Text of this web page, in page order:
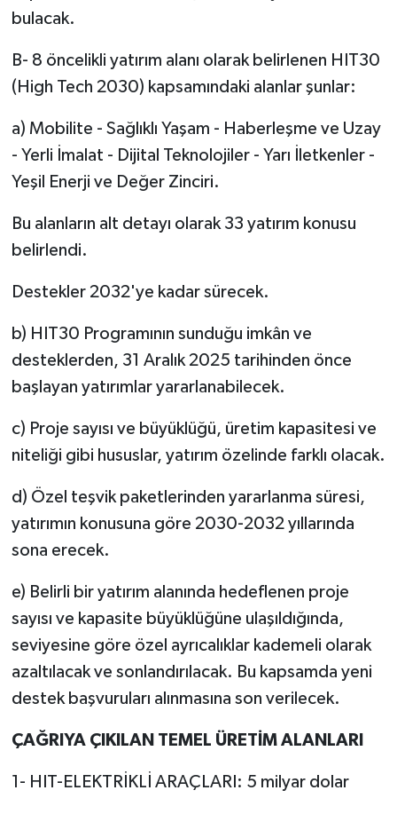
bulacak.
B- 8 öncelikli yatırım alanı olarak belirlenen HIT30
(High Tech 2030) kapsamındaki alanlar şunlar:
a) Mobilite - Sağlıklı Yaşam - Haberleşme ve Uzay
- Yerli İmalat - Dijital Teknolojiler - Yarı İletkenler -
Yeşil Enerji ve Değer Zinciri.
Bu alanların alt detayı olarak 33 yatırım konusu
belirlendi.
Destekler 2032'ye kadar sürecek.
b) HIT30 Programının sunduğu imkân ve
desteklerden, 31 Aralık 2025 tarihinden önce
başlayan yatırımlar yararlanabilecek.
c) Proje sayısı ve büyüklüğü, üretim kapasitesi ve
niteliği gibi hususlar, yatırım özelinde farklı olacak.
d) Özel teşvik paketlerinden yararlanma süresi,
yatırımın konusuna göre 2030-2032 yıllarında
sona erecek.
e) Belirli bir yatırım alanında hedeflenen proje
sayısı ve kapasite büyüklüğüne ulaşıldığında,
seviyesine göre özel ayrıcalıklar kademeli olarak
azaltılacak ve sonlandırılacak. Bu kapsamda yeni
destek başvuruları alınmasına son verilecek.
ÇAĞRIYA ÇIKILAN TEMEL ÜRETİM ALANLARI
1- HIT-ELEKTRİKLİ ARAÇLARI: 5 milyar dolar